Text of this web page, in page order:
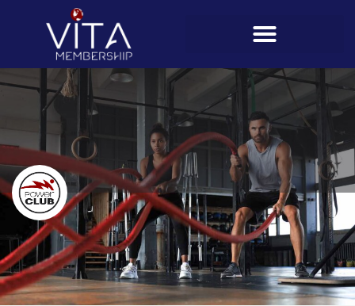
Power Club (Brisas del Golf)
Perfil